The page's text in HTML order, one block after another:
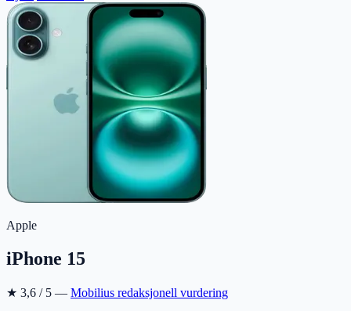
Apple
iPhone 15
★ 3,6 / 5 — Mobilius redaksjonell vurdering